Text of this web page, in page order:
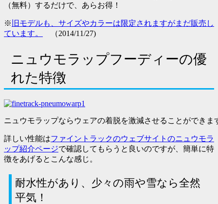
（無料）するだけで、あらお得！
※ 旧モデルも、サイズやカラーは限定されますがまだ販売し
ています。
（2014/11/27)
ニュウモラップフーディーの優
れた特徴
ニュウモラップならウェアの着脱を激減させることができま
詳しい性能はファイントラックのウェブサイトのニュウモラ
ップ紹介ページで確認してもらうと良いのですが、簡単に特
徴をあげるとこんな感じ。
耐水性があり、少々の雨や雪なら全然
平気！